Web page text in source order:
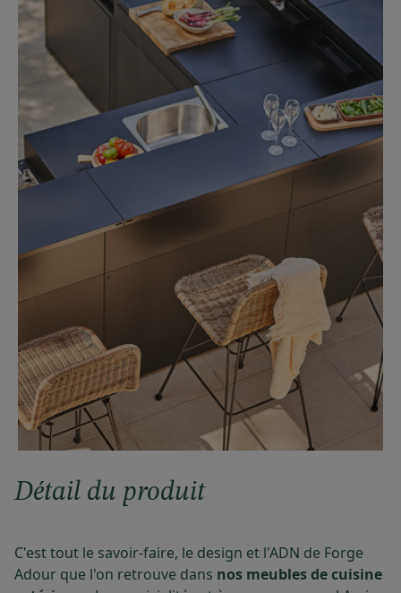
Détail du produit
C'est tout le savoir-faire, le design et l'ADN de Forge
Adour que l'on retrouve dans nos meubles de cuisine